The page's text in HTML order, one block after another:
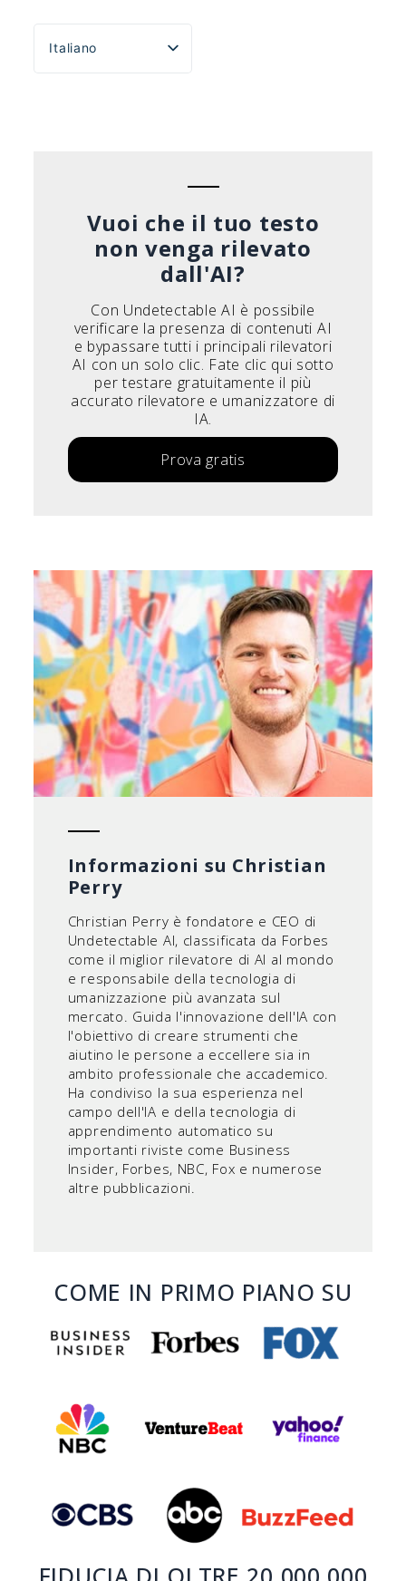
Italiano
English
Vuoi che il tuo testo
non venga rilevato
dall'AI?
Con Undetectable AI è possibile
verificare la presenza di contenuti AI
e bypassare tutti i principali rilevatori
AI con un solo clic. Fate clic qui sotto
per testare gratuitamente il più
accurato rilevatore e umanizzatore di
IA.
Prova gratis
Informazioni su Christian
Perry
Christian Perry è fondatore e CEO di
Undetectable AI, classificata da Forbes
come il miglior rilevatore di AI al mondo
e responsabile della tecnologia di
umanizzazione più avanzata sul
mercato. Guida l'innovazione dell'IA con
l'obiettivo di creare strumenti che
aiutino le persone a eccellere sia in
ambito professionale che accademico.
Ha condiviso la sua esperienza nel
campo dell'IA e della tecnologia di
apprendimento automatico su
importanti riviste come Business
Insider, Forbes, NBC, Fox e numerose
altre pubblicazioni.
COME IN PRIMO PIANO SU